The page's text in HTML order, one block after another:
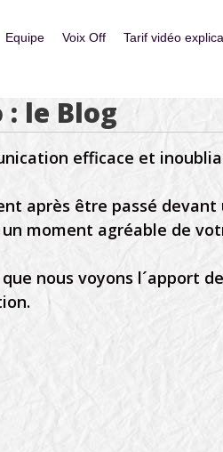
Equipe Voix Off Tarif vidéo
: le Blog
efficace et
après être passé
moment agréable de
nous voyons l´apport